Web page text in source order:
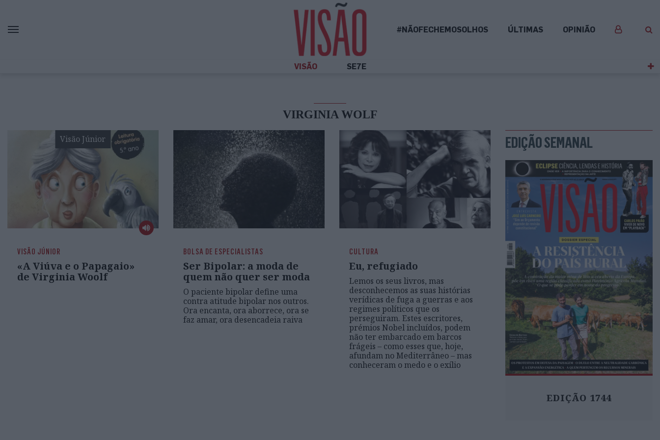
#NÃOFECHEMOSOLHOS ÚLTIMAS OPINIÃO
VISÃO SE7E
VIRGINIA WOLF
Visão Júnior
VISÃO JÚNIOR
«A Viúva e o Papagaio»
de Virginia Woolf
BOLSA DE ESPECIALISTAS
Ser Bipolar: a moda de
quem não quer ser moda
O paciente bipolar define uma
contra atitude bipolar nos outros.
Ora encanta, ora aborrece, ora se
faz amar, ora desencadeia raiva
CULTURA
Eu, refugiado
Lemos os seus livros, mas
desconhecemos as suas histórias
verídicas de fuga a guerras e aos
regimes políticos que os
perseguiram. Estes escritores,
prémios Nobel incluídos, podem
não ter embarcado em barcos
frágeis – como esses que, hoje,
afundam no Mediterrâneo – mas
conheceram o medo e o exílio
EDIÇÃO SEMANAL
EDIÇÃO 1744